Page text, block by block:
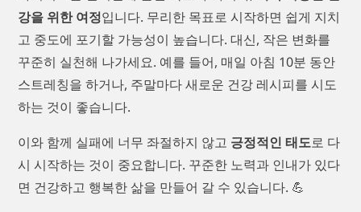
강을 위한 여정입니다. 무리한 목표로 시작하면 쉽게 지치
고 중도에 포기할 가능성이 높습니다. 대신, 작은 변화를
꾸준히 실천해 나가세요. 예를 들어, 매일 아침 10분 동안
스트레칭을 하거나, 주말마다 새로운 건강 레시피를 시도
하는 것이 좋습니다.
이와 함께 실패에 너무 좌절하지 않고 긍정적인 태도로 다
시 시작하는 것이 중요합니다. 꾸준한 노력과 인내가 있다
면 건강하고 행복한 삶을 만들어 갈 수 있습니다. 💪